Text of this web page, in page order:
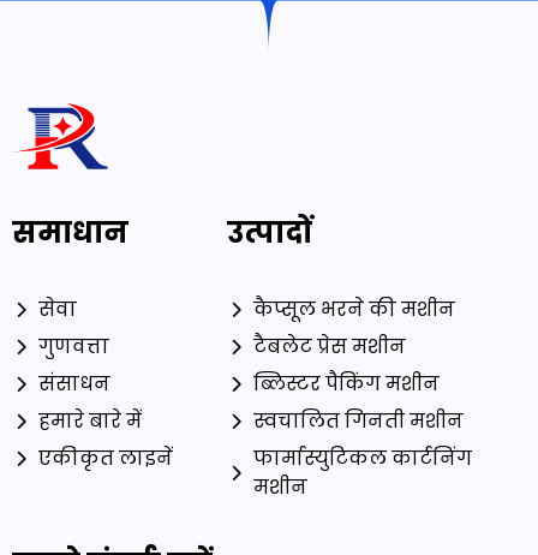
समाधान
सेवा
गुणवत्ता
संसाधन
हमारे बारे में
एकीकृत लाइनें
उत्पादों
कैप्सूल भरने की मशीन
टैबलेट प्रेस मशीन
ब्लिस्टर पैकिंग मशीन
स्वचालित गिनती मशीन
फार्मास्युटिकल कार्टनिंग
मशीन